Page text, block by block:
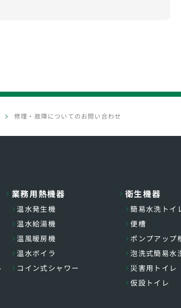
修理・故障についてのお問い合わせ
業務用熱機器
温水発生機
温水給湯機
温風暖房機
温水ボイラ
コイン式シャワー
衛生機器
簡易水洗トイ
便槽
ポンプアップ
泡洗式簡易水
災害用トイレ
仮設トイレ